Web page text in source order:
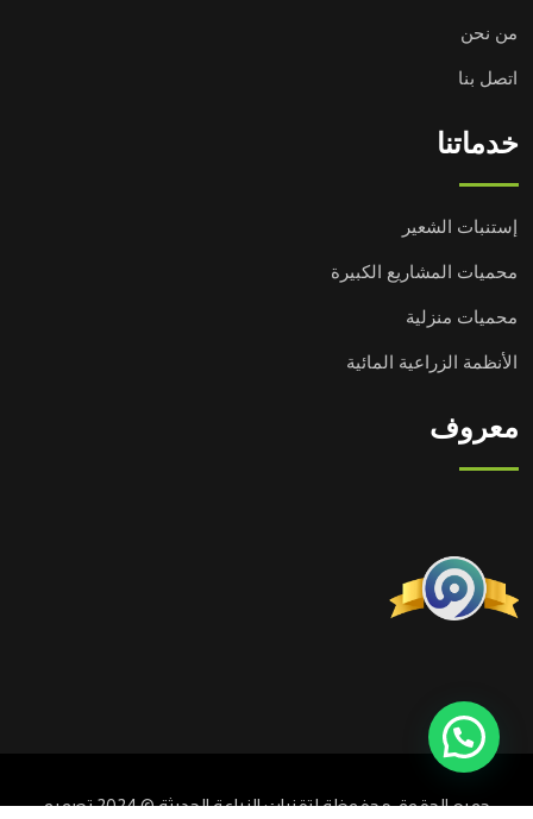
من نحن
اتصل بنا
خدماتنا
إستنبات الشعير
محميات المشاريع الكبيرة
محميات منزلية
الأنظمة الزراعية المائية
معروف
جميع الحقوق محفوظة لتقنيات الزراعة الحديثة © 2024 تصميم